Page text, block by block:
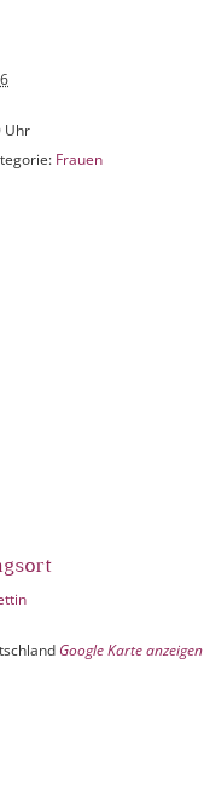
Uhr
Frauen
Google Karte anzeigen